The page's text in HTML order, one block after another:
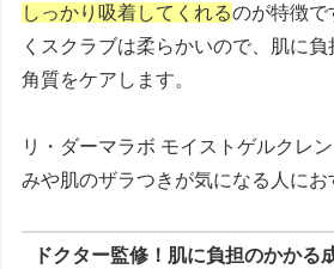
しっかり吸着してくれるのが特徴で
くスクラブは柔らかいので、肌に
角質をケアします。
リ・ダーマラボ モイストゲルクレ
みや肌のザラつきが気になる人にお
ドクター監修！肌に負担のかかる